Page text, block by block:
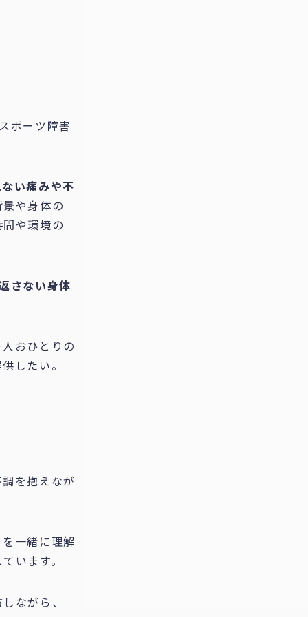
ポーツ障害
い痛みや不
や身体の
や環境の
さない身体
おひとりの
したい。
を抱えなが
を一緒に理解
います。
ながら、